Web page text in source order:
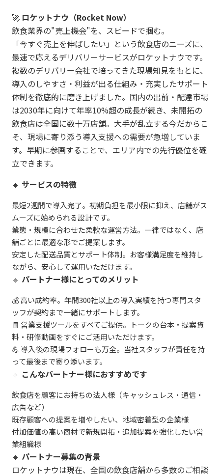
🚀 ロケットナウ（Rocket Now）
飲食業界の"売上機会"を、スピードで掴む。
「今すぐ売上を伸ばしたい」という飲食店のニーズに、
最速で応えるデリバリーサービスがロケットナウです。
複数のデリバリー会社で培ってきた現場知見をもとに、
導入のしやすさ・利益が出る仕組み・充実したサポート
体制を徹底的に磨き上げました。国内の出前・配達市場
は2030年に向けて年率10%超の成長が続き、未開拓の
飲食店は全国に数十万店舗。大手が乱立する今だからこ
そ、現場に寄り添う導入支援への需要が急増していま
す。早期に参画することで、エリア内での先行優位を確
立できます。
🔹 サービスの特徴
最短2週間で導入完了。初期負担を最小限に抑え、店舗がス
ムーズに始められる設計です。
業態・規模に合わせた柔軟な運営方法。一律ではなく、店
舗ごとに最適な形でご提案します。
安定した配送品質とサポート体制。お客様満足度を維持し
ながら、安心して運用いただけます。
🔹 パートナー様にとってのメリット
💰 高い成約率。年間300社以上の導入実績を持つ専門スタ
ッフが契約まで一緒にサポートします。
🧾 営業支援ツールをすべてご提供。トークの台本・提案資
料・研修動画をすぐにご活用いただけます。
💪 導入後の現場フォローも万全。当社スタッフが責任を持
って最後まで寄り添います。
🔹 こんなパートナー様におすすめです
飲食店を顧客にお持ちの法人様（キャッシュレス・通信・
広告など）
既存顧客への提案を増やしたい、地域密着型の企業様
付加価値の高い商材で新規開拓・追加提案を強化したい営
業組織様
🔹 パートナー募集の背景
ロケットナウは現在、全国の飲食店舗から多数のご相談